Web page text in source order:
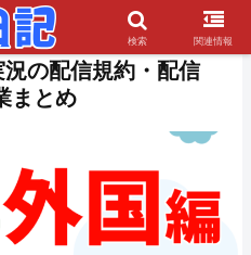
況の配信規約・配信
まとめ
検索 関連情報